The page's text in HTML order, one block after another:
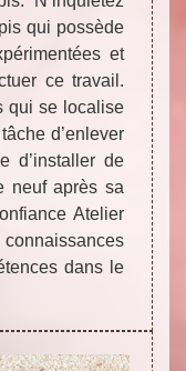
qui possède
et
ce travail.
qui se localise
d’enlever
d’installer de
neuf après sa
Atelier
dans le